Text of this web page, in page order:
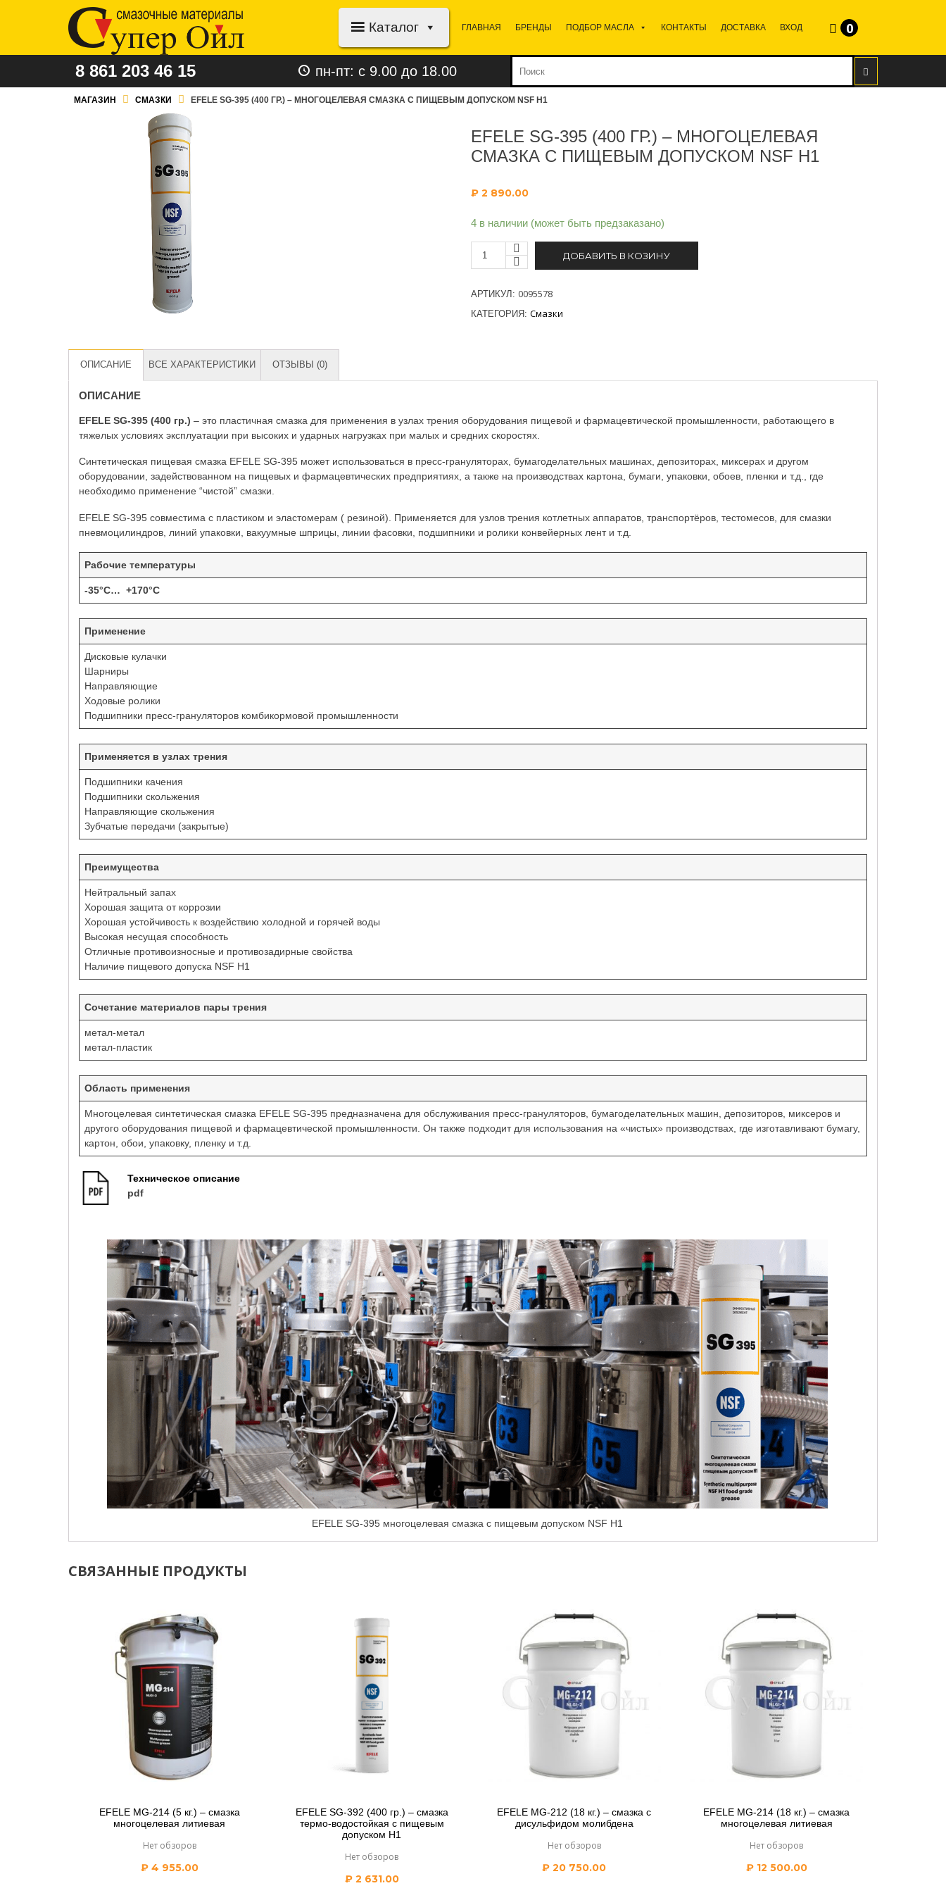
Каталог ГЛАВНАЯ БРЕНДЫ ПОДБОР МАСЛА КОНТАКТЫ ДОСТАВКА ВХОД 0
8 861 203 46 15 пн-пт: с 9.00 до 18.00
МАГАЗИН СМАЗКИ EFELE SG-395 (400 ГР.) – МНОГОЦЕЛЕВАЯ СМАЗКА С ПИЩЕВЫМ ДОПУСКОМ NSF H1
EFELE SG-395 (400 ГР.) – МНОГОЦЕЛЕВАЯ
СМАЗКА С ПИЩЕВЫМ ДОПУСКОМ NSF H1
₽ 2 890.00
4 в наличии (может быть предзаказано)
ДОБАВИТЬ В КОЗИНУ
АРТИКУЛ: 0095578
КАТЕГОРИЯ: Смазки
ОПИСАНИЕ ВСЕ ХАРАКТЕРИСТИКИ ОТЗЫВЫ (0)
ОПИСАНИЕ
EFELE SG-395 (400 гр.) – это пластичная смазка для применения в узлах трения оборудования пищевой и фармацевтической промышленности, работающего в
тяжелых условиях эксплуатации при высоких и ударных нагрузках при малых и средних скоростях.
Синтетическая пищевая смазка EFELE SG-395 может использоваться в пресс-грануляторах, бумагоделательных машинах, депозиторах, миксерах и другом
оборудовании, задействованном на пищевых и фармацевтических предприятиях, а также на производствах картона, бумаги, упаковки, обоев, пленки и т.д., где
необходимо применение “чистой” смазки.
EFELE SG-395 совместима с пластиком и эластомерам ( резиной). Применяется для узлов трения котлетных аппаратов, транспортёров, тестомесов, для смазки
пневмоцилиндров, линий упаковки, вакуумные шприцы, линии фасовки, подшипники и ролики конвейерных лент и т.д.
Рабочие температуры
-35°C… +170°C
Применение
Дисковые кулачки
Шарниры
Направляющие
Ходовые ролики
Подшипники пресс-грануляторов комбикормовой промышленности
Применяется в узлах трения
Подшипники качения
Подшипники скольжения
Направляющие скольжения
Зубчатые передачи (закрытые)
Преимущества
Нейтральный запах
Хорошая защита от коррозии
Хорошая устойчивость к воздействию холодной и горячей воды
Высокая несущая способность
Отличные противоизносные и противозадирные свойства
Наличие пищевого допуска NSF H1
Сочетание материалов пары трения
метал-метал
метал-пластик
Область применения
Многоцелевая синтетическая смазка EFELE SG-395 предназначена для обслуживания пресс-грануляторов, бумагоделательных машин, депозиторов, миксеров и
другого оборудования пищевой и фармацевтической промышленности. Он также подходит для использования на «чистых» производствах, где изготавливают бумагу,
картон, обои, упаковку, пленку и т.д.
Техническое описание
pdf
EFELE SG-395 многоцелевая смазка с пищевым допуском NSF H1
СВЯЗАННЫЕ ПРОДУКТЫ
EFELE MG-214 (5 кг.) – смазка
многоцелевая литиевая
Нет обзоров
₽4 955.00
EFELE SG-392 (400 гр.) – смазка
термо-водостойкая с пищевым
допуском H1
Нет обзоров
₽2 631.00
EFELE MG-212 (18 кг.) – смазка c
дисульфидом молибдена
Нет обзоров
₽ 20 750.00
EFELE MG-214 (18 кг.) – смазка
многоцелевая литиевая
Нет обзоров
₽12 500.00